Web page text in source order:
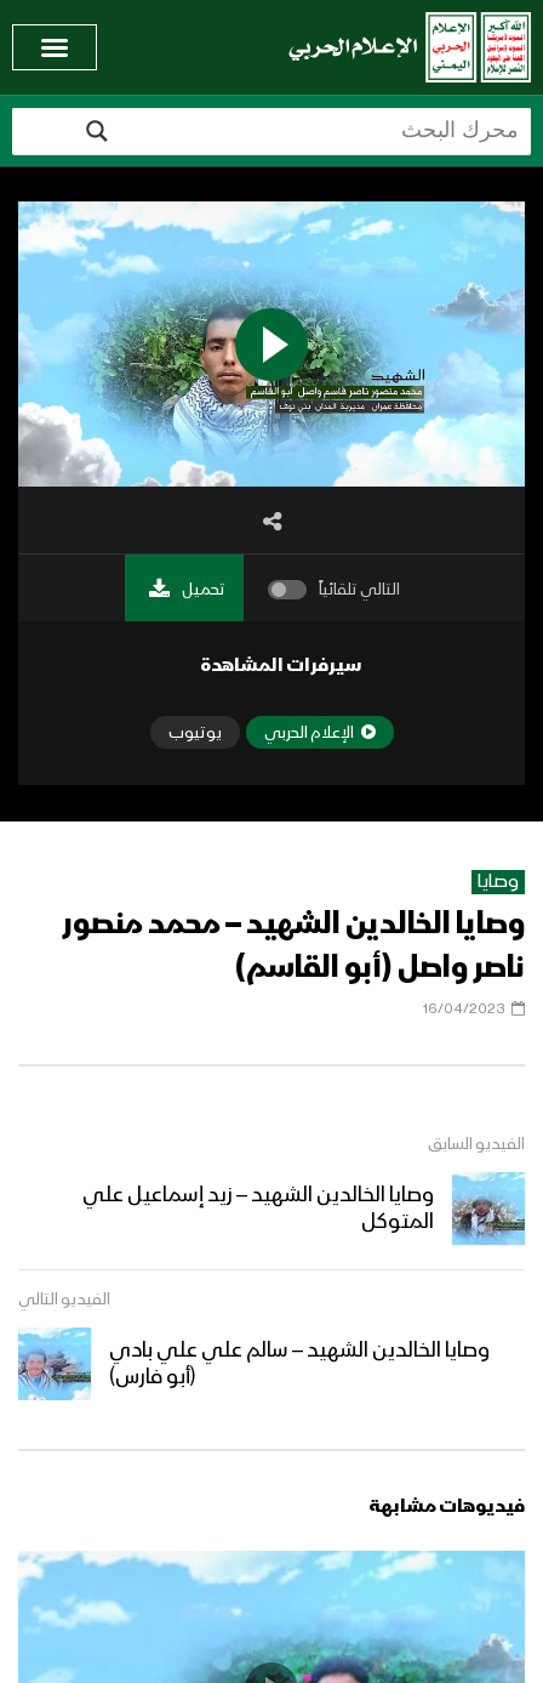
التالي تلقائياً تحميل
سيرفرات المشاهدة
الإعلام الحربي يوتيوب
وصايا
وصايا الخالدين الشهيد – محمد منصور
ناصر واصل (أبو القاسم)
16/04/2023
الفيديو السابق
وصايا الخالدين الشهيد – زيد إسماعيل علي
المتوكل
الفيديو التالي
وصايا الخالدين الشهيد – سالم علي علي بادي
(أبو فارس)
فيديوهات مشابهة